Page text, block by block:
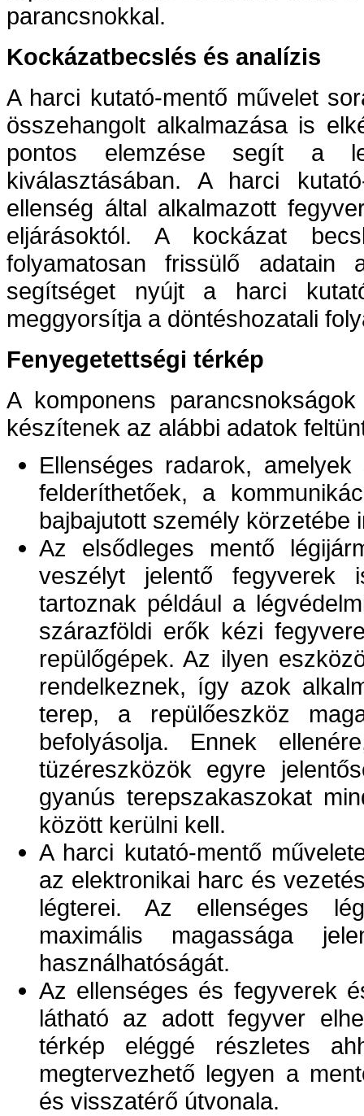
parancsnokkal.
Kockázatbecslés és analízis
A harci kutató-mentő művelet
összehangolt alkalmazása is
pontos elemzése segít a
kiválasztásában. A harci
ellenség által alkalmazott
eljárásoktól. A kockázat
folyamatosan frissülő adatain
segítséget nyújt a harci
meggyorsítja a döntéshozatali
Fenyegetettségi térkép
A komponens
készítenek az alábbi adatok
Ellenséges radarok,
felderíthetőek, a
bajbajutott személy körzetébe
Az elsődleges mentő
veszélyt jelentő fegyverek
tartoznak például a
szárazföldi erők kézi
repülőgépek. Az ilyen
rendelkeznek, így azok
terep, a repülőeszköz
befolyásolja. Ennek
tüzéreszközök egyre
gyanús terepszakaszokat
között kerülni kell.
A harci kutató-mentő
az elektronikai harc és
légterei. Az ellenséges
maximális magassága
használhatóságát.
Az ellenséges és fegyverek
látható az adott fegyver
térkép eléggé részletes
megtervezhető legyen a
és visszatérő útvonala.